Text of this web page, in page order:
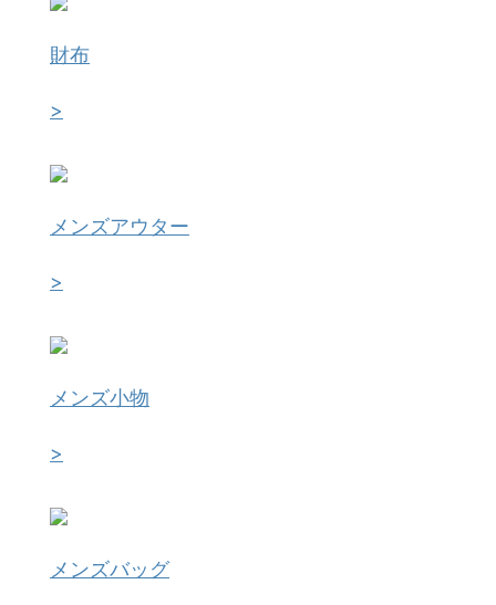
財布
>
メンズアウター
>
メンズ小物
>
メンズバッグ